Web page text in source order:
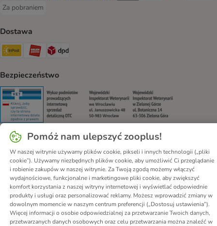
Za pobraniem
Za pobraniem Payment Method
Dostawa
Paczkomat® Shipping Method
ORLEN Paczka Shipping Method
Bezpieczeństwo
Security Security Security
O nas Kariera - Kraków
Kariera - Wrocław
Regulamin sklepu
Polityka prywatności
Impressum
Corporate Website
Formularz odstąpienia od umowy
Kontakt
Informacje o przesyłce
Metody płatności
Program partnerski
Korzyści
DSA Oświadczenie o dostępności
Pomóż nam ulepszyć zooplus!
W naszej witrynie używamy plików cookie, pikseli i innych technologii („pliki
cookie”). Używamy niezbędnych plików cookie, aby umożliwić Ci przeglądanie
i robienie zakupów w naszej witrynie. Za Twoją zgodą możemy włączyć
wydajnościowe, funkcjonalne i marketingowe pliki cookie, aby zwiększyć
komfort korzystania z naszej witryny internetowej i wyświetlać odpowiednie
produkty i usługi oraz personalizować reklamy. Możesz wprowadzić zmiany w
dowolnym momencie w naszym centrum preferencji („Dostosuj ustawienia”).
Więcej informacji o osobie odpowiedzialnej za przetwarzanie Twoich danych,
przetwarzanych danych osobowych oraz celu przetwarzania można znaleźć w